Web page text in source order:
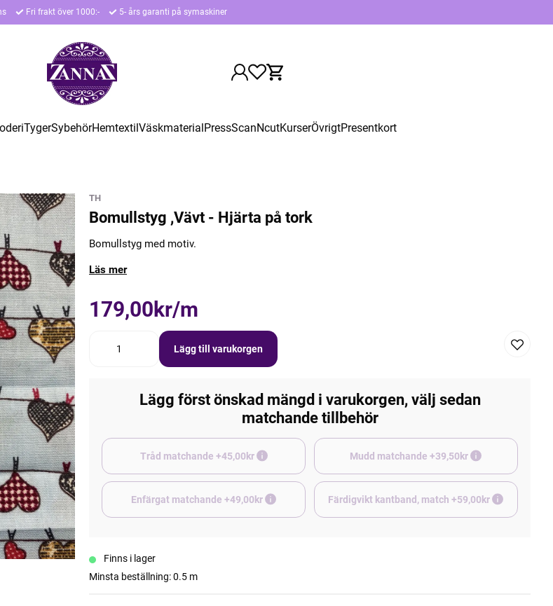
Fri frakt över 1000:- 5- års garanti på symaskiner
TygerSybehörHemtextilVäskmaterialPressScanNcutKurserÖvrigtPresentkort
TH
Bomullstyg ,Vävt - Hjärta på tork
Bomullstyg med motiv.
Läs mer
179,00kr/m
Lägg till varukorgen
Lägg först önskad mängd i varukorgen, välj sedan
matchande tillbehör
Tråd matchande +45,00kr Mudd matchande +39,50kr
Enfärgat matchande +49,00kr Färdigvikt kantband, match +59,00kr
Finns i lager
Minsta beställning: 0.5 m